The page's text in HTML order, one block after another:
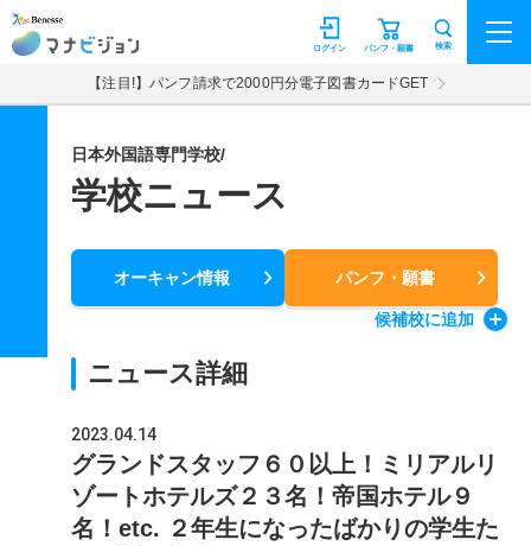
マナビジョン パンフ・願書
ログイン 検索
【注目!】パンフ請求で2000円分電子図書カードGET
日本外国語専門学校/
学校ニュース
オーキャン情報 パンフ・願書
候補校に追加
ニュース詳細
2023.04.14
グランドスタッフ６０以上！ミリアルリ
ゾートホテルズ２３名！帝国ホテル９
名！etc. ２年生になったばかりの学生た